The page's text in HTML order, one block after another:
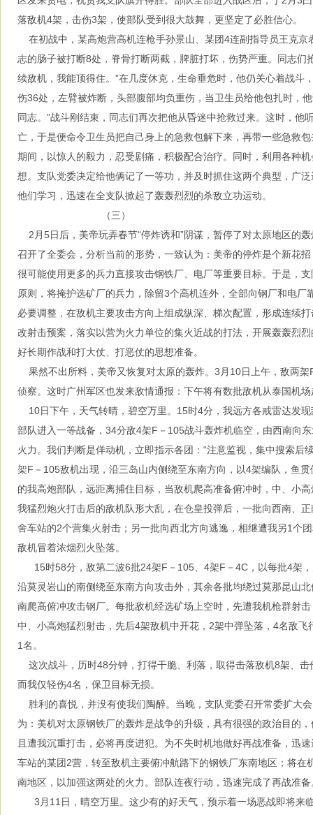
落敌机4架，击伤3架，使部队受到很大鼓舞，更坚定了必胜信心。
在初战中，某高炮营高机连枪手孙景山、某团4连副指导员王克京
志的肠子被打断8处，脊骨打断两截，脾脏打坏，伤势严重。同志们
续敌机，我能顶得住。”在几度休克，生命垂危时，他仍关心着战斗
伤36处，左臂被炸断，头部腹部均负重伤，当卫生员给他包扎时，
同志。”战斗刚结束，同志们再次把他从昏迷中抢救过来。这时，他
亡，于是便命令卫生员把自己身上的急救包解下来，再带一些急救
期间，以惊人的毅力，忍受剧痛，积极配合治疗。同时，利用各种
想。支队党委决定给他俩记了一等功，并及时抓住这两个典型，广
他们学习，迅速在全支队掀起了轰轰烈烈的杀敌立功运动。
（三）
2月5日后，美帝玩弄春节“停炸诱和”阴谋，暂停了对太原地区的
召开了全委会，分析当前的形势，一致认为：美帝的停炸是个新花
很可能使用更多的兵力直接攻击钢铁厂、电厂等重要目标。于是，
原则，将掩护选矿厂的兵力，除留3个高机连外，全部向钢厂和电厂
必要调整，在敌机主要攻击方向上组成纵深、梯次配置，形成连续
改射击预案，落实以营为火力单位的集火近战的打法，开展轰轰烈
好长期作战和打大仗、打恶仗的思想准备。
果然不出所料，美帝又恢复对太原的轰炸。3月10日上午，敌两架
侦察。这时广州军区也发来敌情通报：下午将有数批敌机从泰国机
10日下午，天气转晴，碧空万里。15时4分，我远方各戒雷达发
部队进入一等战备，34分敌4架F－105战斗轰炸机临空，由西南向
火力。我们判断是佯动机，立即指示各团：“注意监视，集中搜索后
架F－105敌机出现，沿三岛山内侧绕至东南方向，以4架编队，鱼
的我高炮部队，远距离捕住目标，当敌机爬高准备俯冲时，中、小
我猛烈炮火打击后的敌机队形大乱，在仓皇投弹后，一批向西南、
舍车站的2个营集火射击；另一批向西北方向逃逸，相继遭我另1个
敌机冒着浓烟烈火坠落。
15时58分，敌第二波6批24架F－105、4架F－4C，以每批4架，
沿莫灵岩山的南侧绕至东南方向攻击外，其余各批均绕过莫那昆山
南爬高俯冲攻击钢厂。每批敌机经选矿场上空时，先遭我机枪群射
中、小高炮猛烈射击，先后4架敌机中开花，2架中弹坠落，4名敌飞
1名。
这次战斗，历时48分钟，打得干脆、利落，取得击落敌机8架、击
而我仅轻伤4名，保卫目标无损。
胜利的喜悦，并没有使我们陶醉。当晚，支队党委召开常委扩大
为：美机对太原钢铁厂的轰炸是战争的升级，具有很强的政治目的
且遭我沉重打击，必将再度进犯。为不失时机地做好再战准备，迅
车站的某团2营，转至敌机主要俯冲航路下的钢铁厂东南地区；将在
南地区，以加强这两处的火力。部队连夜行动，迅速完成了再战准备
3月11日，晴空万里。这少有的好天气，预示着一场恶战即将来